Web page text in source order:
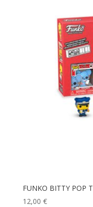
FUNKO BITTY POP
12,00 €